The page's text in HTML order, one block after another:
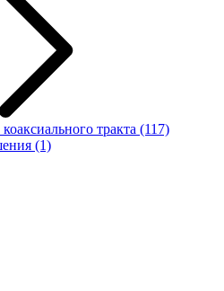
тракта (117)
(1)